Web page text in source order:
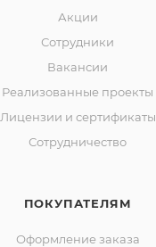
Акции
Сотрудники
Вакансии
Реализованные проекты
Лицензии и сертификаты
Сотрудничество
ПОКУПАТЕЛЯМ
Оформление заказа